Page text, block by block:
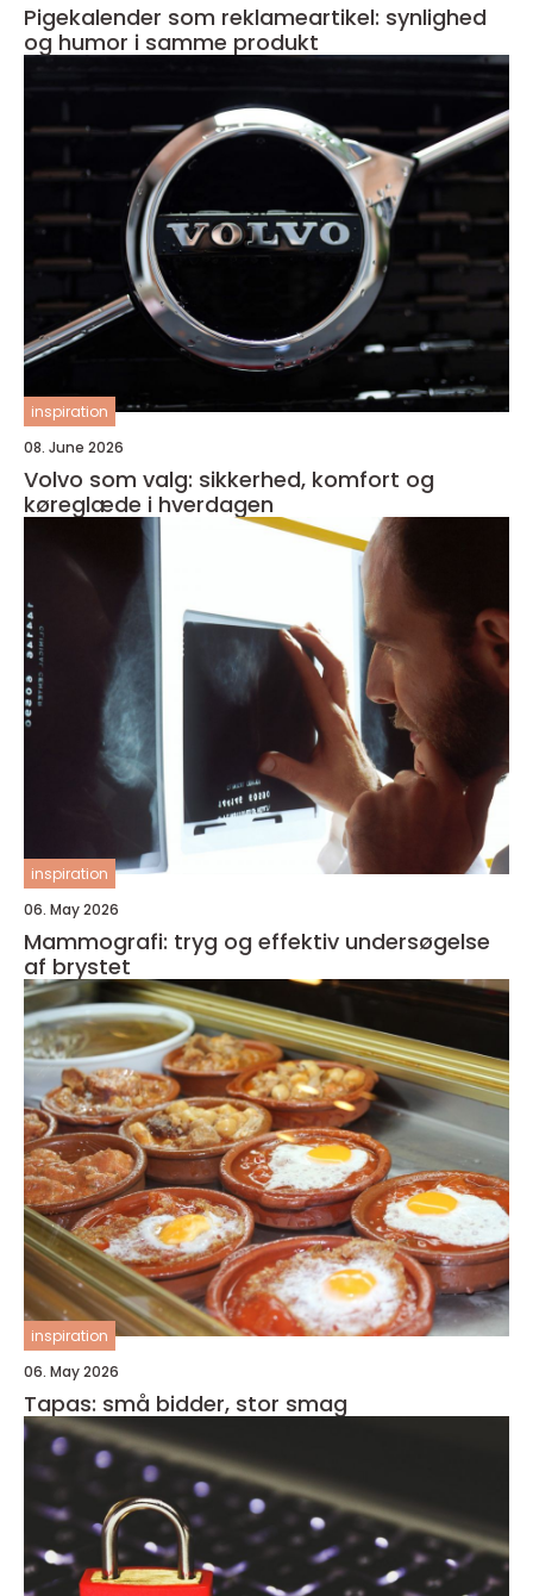
Pigekalender som reklameartikel: synlighed
og humor i samme produkt
inspiration
08. June 2026
Volvo som valg: sikkerhed, komfort og
køreglæde i hverdagen
inspiration
06. May 2026
Mammografi: tryg og effektiv undersøgelse
af brystet
inspiration
06. May 2026
Tapas: små bidder, stor smag